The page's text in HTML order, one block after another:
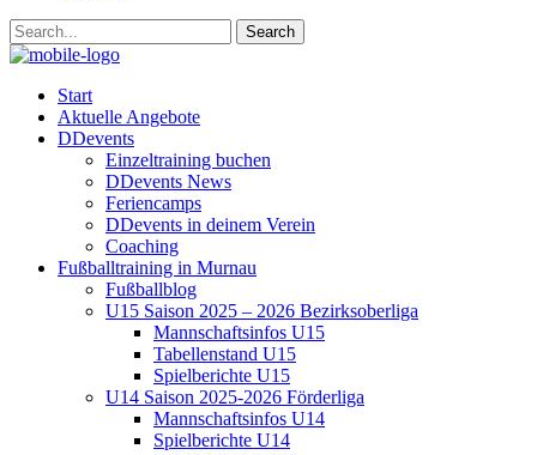
Start
Aktuelle Angebote
DDevents
Einzeltraining buchen
DDevents News
Feriencamps
DDevents in deinem Verein
Coaching
Fußballtraining in Murnau
Fußballblog
U15 Saison 2025 – 2026 Bezirksoberliga
Mannschaftsinfos U15
Tabellenstand U15
Spielberichte U15
U14 Saison 2025-2026 Förderliga
Mannschaftsinfos U14
Spielberichte U14